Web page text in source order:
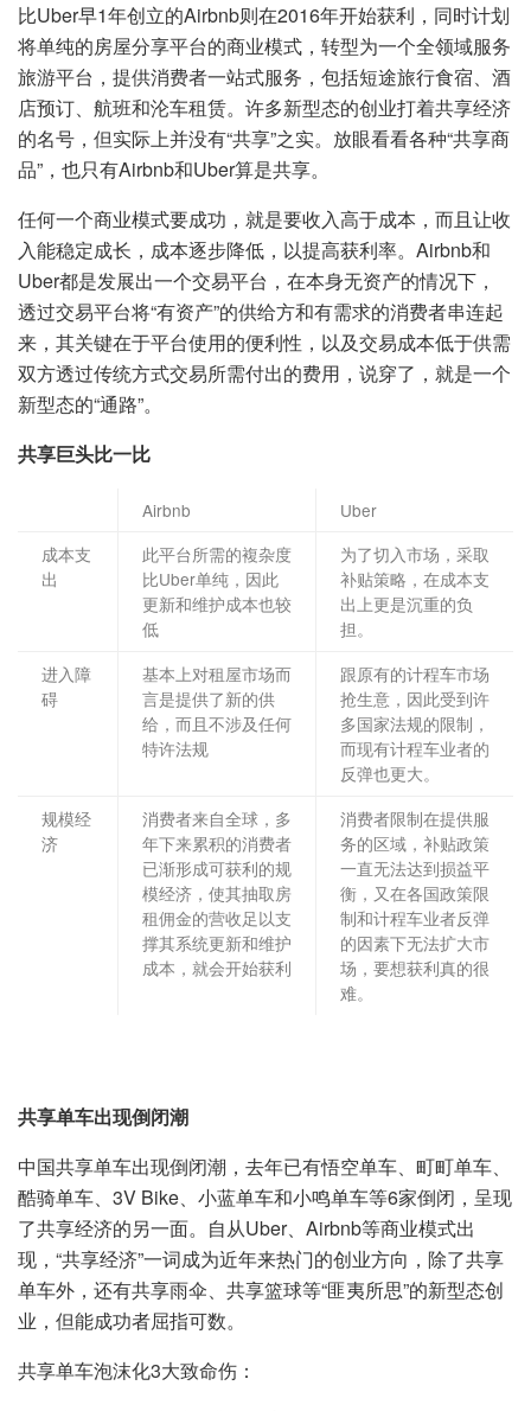
比Uber早1年创立的Airbnb则在2016年开始获利，同时计划
将单纯的房屋分享平台的商业模式，转型为一个全领域服务
旅游平台，提供消费者一站式服务，包括短途旅行食宿、酒
店预订、航班和沦车租赁。许多新型态的创业打着共享经济
的名号，但实际上并没有“共享”之实。放眼看看各种“共享商
品”，也只有Airbnb和Uber算是共享。
任何一个商业模式要成功，就是要收入高于成本，而且让收
入能稳定成长，成本逐步降低，以提高获利率。Airbnb和
Uber都是发展出一个交易平台，在本身无资产的情况下，
透过交易平台将“有资产”的供给方和有需求的消费者串连起
来，其关键在于平台使用的便利性，以及交易成本低于供需
双方透过传统方式交易所需付出的费用，说穿了，就是一个
新型态的“通路”。
共享巨头比一比
Airbnb
Uber
成本支
出
此平台所需的複杂度
比Uber单纯，因此
更新和维护成本也较
低
为了切入市场，采取
补贴策略，在成本支
出上更是沉重的负
担。
进入障
碍
基本上对租屋市场而
言是提供了新的供
给，而且不涉及任何
特许法规
跟原有的计程车市场
抢生意，因此受到许
多国家法规的限制，
而现有计程车业者的
反弹也更大。
规模经
济
消费者来自全球，多
年下来累积的消费者
已渐形成可获利的规
模经济，使其抽取房
租佣金的营收足以支
撑其系统更新和维护
成本，就会开始获利
消费者限制在提供服
务的区域，补贴政策
一直无法达到损益平
衡，又在各国政策限
制和计程车业者反弹
的因素下无法扩大市
场，要想获利真的很
难。
共享单车出现倒闭潮
中国共享单车出现倒闭潮，去年已有悟空单车、町町单车、
酷骑单车、3V Bike、小蓝单车和小鸣单车等6家倒闭，呈现
了共享经济的另一面。自从Uber、Airbnb等商业模式出
现，“共享经济”一词成为近年来热门的创业方向，除了共享
单车外，还有共享雨伞、共享篮球等“匪夷所思”的新型态创
业，但能成功者屈指可数。
共享单车泡沫化3大致命伤：